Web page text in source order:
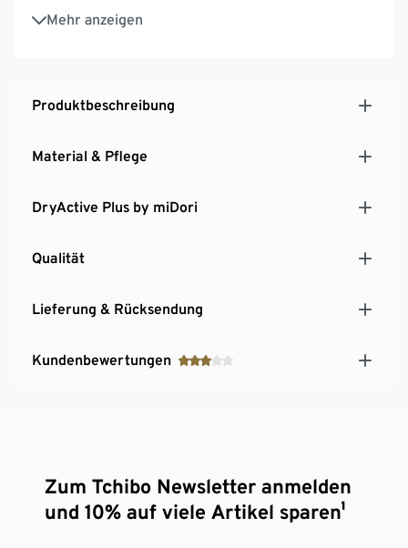
Mehr anzeigen
Softes, elastisches Material mit der Faser Creora® –
für optimale Bewegungsfreiheit
Produktbeschreibung
Material & Pflege
DryActive Plus by miDori
Qualität
Lieferung & Rücksendung
Kundenbewertungen
Zum Tchibo Newsletter anmelden
und 10% auf viele Artikel sparen¹